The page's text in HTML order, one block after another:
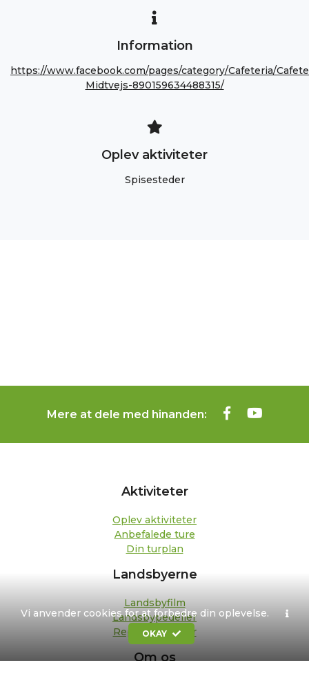
Vi anvender cookies for at forbedre din oplevelse.
OKAY
Information
https://www.facebook.com/pages/category/Cafeteria/
Midtvejs-890159634488315/
Oplev aktiviteter
Spisesteder
Mere at dele med hinanden:
Aktiviteter
Oplev aktiviteter
Anbefalede ture
Din turplan
Landsbyerne
Landsbyfilm
Landsbypedeller
Repræsentanter
Om os